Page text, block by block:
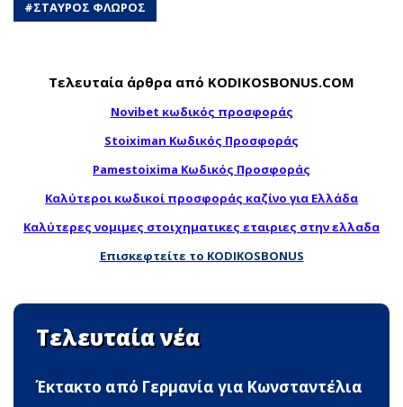
#ΣΤΑΥΡΟΣ ΦΛΩΡΟΣ
Τελευταία άρθρα από KODIKOSBONUS.COM
Novibet κωδικός προσφοράς
Stoiximan Κωδικός Προσφοράς
Pamestoixima Κωδικός Προσφοράς
Καλύτεροι κωδικοί προσφοράς καζίνο για Ελλάδα
Καλύτερες νομιμες στοιχηματικες εταιριες στην ελλαδα
Επισκεφτείτε το KODIKOSBONUS
Τελευταία νέα
Έκτακτο από Γερμανία για Κωνσταντέλια